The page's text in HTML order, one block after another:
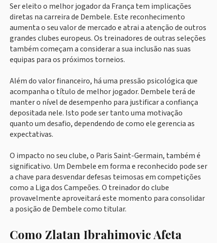
Ser eleito o melhor jogador da França tem implicações
diretas na carreira de Dembele. Este reconhecimento
aumenta o seu valor de mercado e atrai a atenção de outros
grandes clubes europeus. Os treinadores de outras seleções
também começam a considerar a sua inclusão nas suas
equipas para os próximos torneios.
Além do valor financeiro, há uma pressão psicológica que
acompanha o título de melhor jogador. Dembele terá de
manter o nível de desempenho para justificar a confiança
depositada nele. Isto pode ser tanto uma motivação
quanto um desafio, dependendo de como ele gerencia as
expectativas.
O impacto no seu clube, o Paris Saint-Germain, também é
significativo. Um Dembele em forma e reconhecido pode ser
a chave para desvendar defesas teimosas em competições
como a Liga dos Campeões. O treinador do clube
provavelmente aproveitará este momento para consolidar
a posição de Dembele como titular.
Como Zlatan Ibrahimovic Afeta